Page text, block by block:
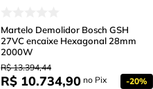
Martelo Demolidor Bosch GSH
27VC encaixe Hexagonal 28mm
2000W
R$ 13.394,44
R$ 10.734,90 no Pix -20%